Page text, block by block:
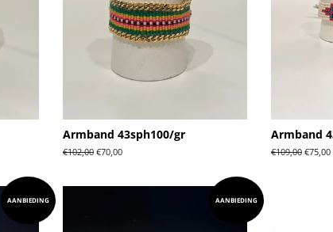
Armband 43sph100/gr
Normale
€102,00 Aanbiedingsprijs
€70,00
Armband
Normale
€109,00 €75,00
AANBIEDING AANBIEDING